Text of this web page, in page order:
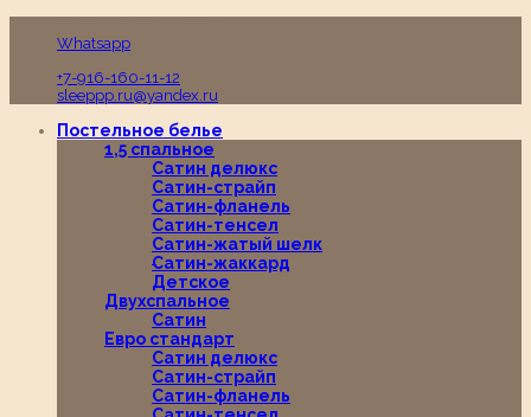
Whatsapp
+7-916-160-11-12
sleeppp.ru@yandex.ru
Постельное белье
1,5 спальное
Сатин делюкс
Сатин-страйп
Сатин-фланель
Сатин-тенсел
Сатин-жатый шелк
Сатин-жаккард
Детское
Двухспальное
Сатин
Евро стандарт
Сатин делюкс
Сатин-страйп
Сатин-фланель